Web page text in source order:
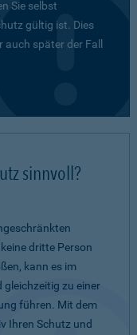
Sie selbst
gültig ist. Dies
auch später der Fall
sinnvoll?
dritte Person
kann es im
zu einer
führen. Mit dem
Ihren Schutz und